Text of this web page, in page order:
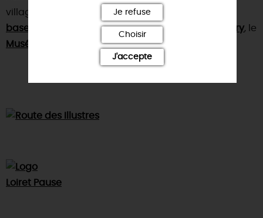
village de
avec la
base de loisirs à l'étang du Puits, l'abbaye de Fleury, le
Musée lapidaire gallo-romainet l'Espace Helyett
Je refuse
Choisir
J'accepte